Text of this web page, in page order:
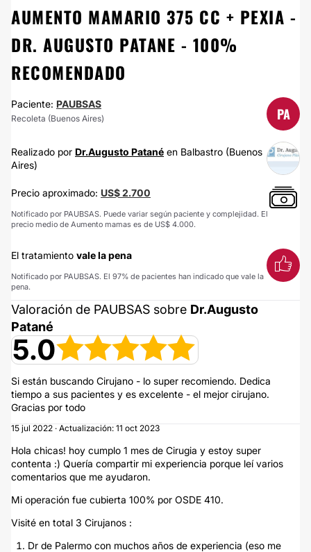
AUMENTO MAMARIO 375 CC + PEXIA -
DR. AUGUSTO PATANE - 100%
RECOMENDADO
Paciente: PAUBSAS
Recoleta (Buenos Aires) PA
Realizado por Dr.​Augusto Patané​ en Balbastro (Buenos
Aires)
Precio aproximado: US$ 2.700
Notificado por PAUBSAS. Puede variar según paciente y complejidad. El
precio medio de Aumento mamas es de US$ 4.000.
El tratamiento vale la pena
Notificado por PAUBSAS. El 97% de pacientes han indicado que vale la
pena.
Valoración de PAUBSAS sobre Dr.​Augusto
Patané​
5.0
Si están buscando Cirujano - lo super recomiendo. Dedica
tiempo a sus pacientes y es excelente - el mejor cirujano.
Gracias por todo
15 jul 2022 · Actualización: 11 oct 2023
Hola chicas! hoy cumplo 1 mes de Cirugia y estoy super
contenta :) Quería compartir mi experiencia porque leí varios
comentarios que me ayudaron.
Mi operación fue cubierta 100% por OSDE 410.
Visité en total 3 Cirujanos :
Dr de Palermo con muchos años de experiencia (eso me